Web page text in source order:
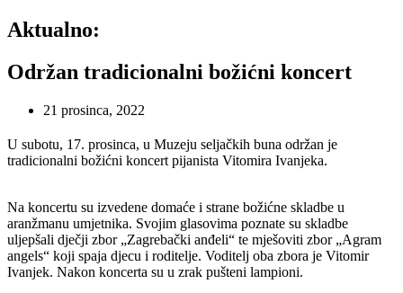
Aktualno:
Održan tradicionalni božićni koncert
21 prosinca, 2022
U subotu, 17. prosinca, u Muzeju seljačkih buna održan je
tradicionalni božićni koncert pijanista Vitomira Ivanjeka.
Na koncertu su izvedene domaće i strane božićne skladbe u
aranžmanu umjetnika. Svojim glasovima poznate su skladbe
uljepšali dječji zbor „Zagrebački anđeli“ te mješoviti zbor „Agram
angels“ koji spaja djecu i roditelje. Voditelj oba zbora je Vitomir
Ivanjek. Nakon koncerta su u zrak pušteni lampioni.